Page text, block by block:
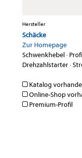
Hersteller
Schäcke
Zur Homepage
Schwenkhebel·
Drehzahlstarter·
Katalog
Online-Shop
Premium-Profil